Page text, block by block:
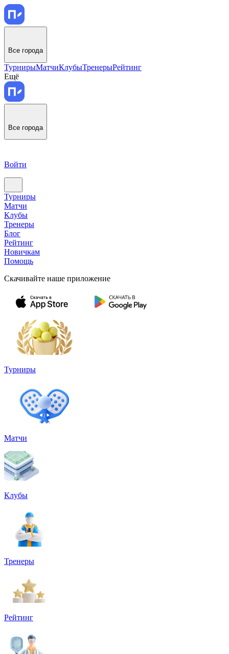
Все города
ТурнирыМатчиКлубыТренерыРейтинг
Ещё
Все города
Войти
Турниры
Матчи
Клубы
Тренеры
Блог
Рейтинг
Новичкам
Помощь
Скачивайте наше приложение
Турниры
Матчи
Клубы
Тренеры
Рейтинг